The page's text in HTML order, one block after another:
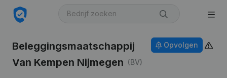
Beleggingsmaatschappij
Van Kempen Nijmegen (BV)
Opvolgen